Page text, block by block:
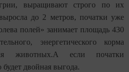
выращивают строго по их
выросла до 2 метров, початки уже
полей» занимает площадь 430
энергетического корма
животных.А если початки
двойная выгода.